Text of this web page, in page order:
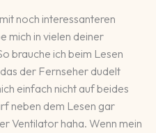
noch interessanteren
mich in vielen deiner
brauche ich beim Lesen
der Fernseher dudelt
einfach nicht auf beides
neben dem Lesen gar
Ventilator haha. Wenn mein